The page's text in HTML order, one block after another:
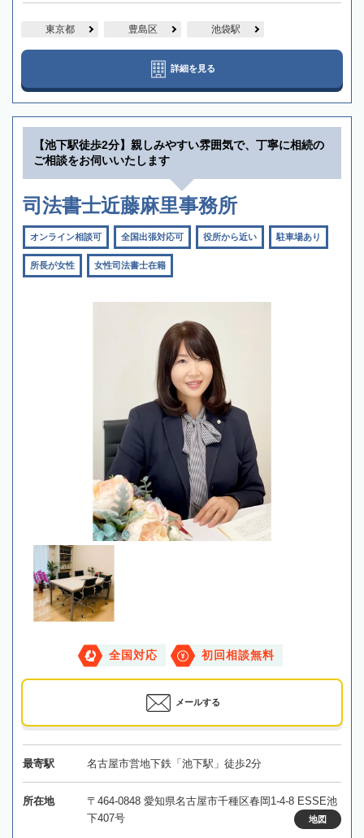
東京都 豊島区 池袋駅
詳細を見る
【池下駅徒歩2分】親しみやすい雰囲気で、丁寧に相続の
ご相談をお伺いいたします
司法書士近藤麻里事務所
オンライン相談可 全国出張対応可 役所から近い 駐車場あり
所長が女性 女性司法書士在籍
全国対応 初回相談無料
メールする
最寄駅 名古屋市営地下鉄「池下駅」徒歩2分
所在地
〒464-0848 愛知県名古屋市千種区春岡1-4-8 ESSE池
下407号
地図